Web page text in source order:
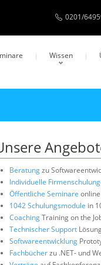
0201/
Wissen
Beratungzu
Individuelle
Öffentliche Seminare online
1042 Schulungsmodule in
CoachingTraining on the
Technischer Support
Softwareentwicklung
Fachbücherzu .NET- und